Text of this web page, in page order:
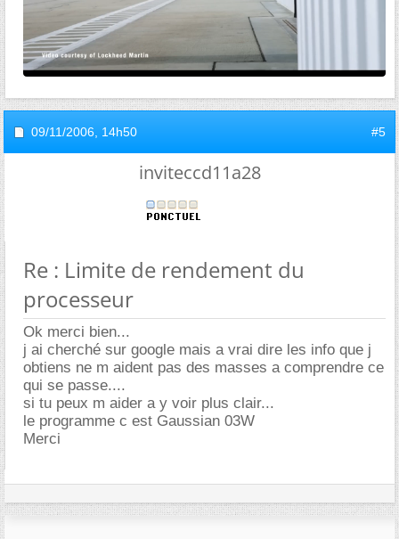
09/11/2006, 14h50 #5
inviteccd11a28
Re : Limite de rendement du
processeur
Ok merci bien...
j ai cherché sur google mais a vrai dire les info que j
obtiens ne m aident pas des masses a comprendre ce
qui se passe....
si tu peux m aider a y voir plus clair...
le programme c est Gaussian 03W
Merci